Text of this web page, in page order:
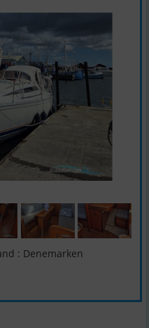
: Denemarken